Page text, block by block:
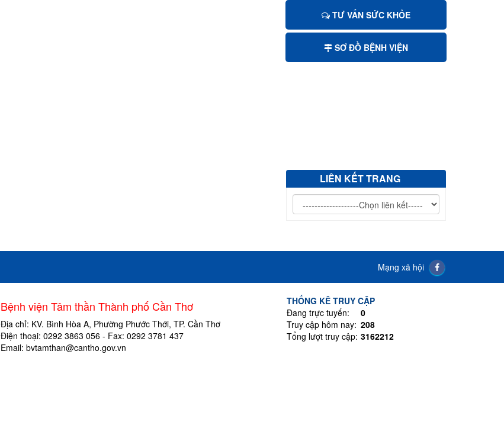
Mời chào giá sửa chữa, cải tạo và nâng nền sảnh chính bệnh
Mời chào giá bảo trì hệ thống xử lý nước thải
TƯ VẤN SỨC KHỎE
SƠ ĐỒ BỆNH VIỆN
LIÊN KẾT TRANG
Mạng xã hội
Bệnh viện Tâm thần Thành phố Cần Thơ
Địa chỉ: KV. Bình Hòa A, Phường Phước Thới, TP. Cần Thơ
Điện thoại: 0292 3863 056 - Fax: 0292 3781 437
Email: bvtamthan@cantho.gov.vn
THỐNG KÊ TRUY CẬP
Đang trực tuyến:
0
Truy cập hôm nay: 208
Tổng lượt truy cập: 3162212